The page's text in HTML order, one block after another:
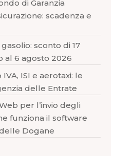
di Garanzia
scadenza e
sconto di 17
al 6 agosto 2026
ISI e aerotaxi: le
delle Entrate
per l’invio degli
funziona il software
Dogane